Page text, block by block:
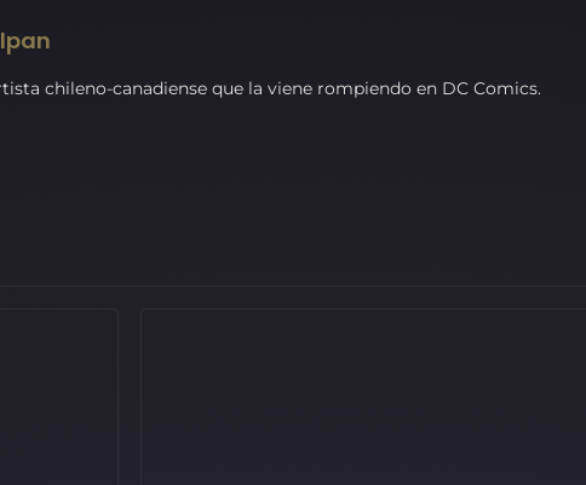
chileno-canadiense que la viene rompiendo en DC Comics.